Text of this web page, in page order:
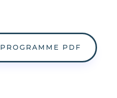
PROGRAMME PDF